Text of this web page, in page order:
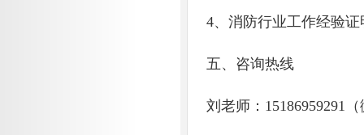
4、消防行业工作经验
五、咨询热线
刘老师：15186959291